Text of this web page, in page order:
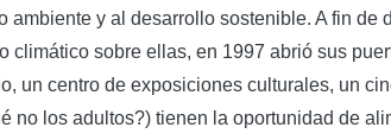
ambiente y al desarrollo sostenible. A fin de
climático sobre ellas, en 1997 abrió sus
un centro de exposiciones culturales, un
no los adultos?) tienen la oportunidad de